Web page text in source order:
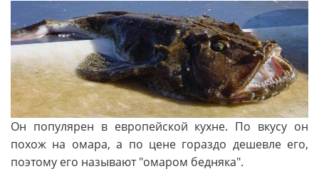
Он популярен в европейской кухне. По вкусу он
похож на омара, а по цене гораздо дешевле его,
поэтому его называют "омаром бедняка".